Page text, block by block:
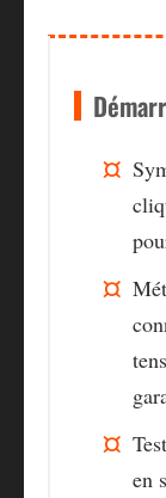
en